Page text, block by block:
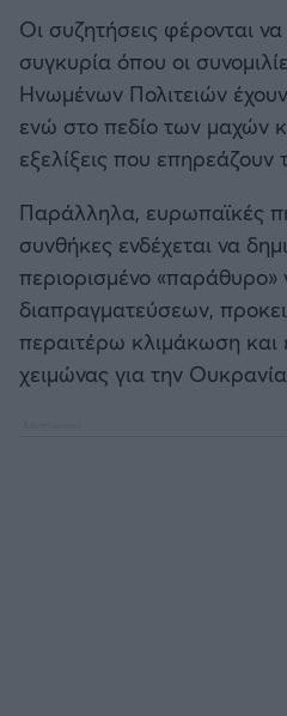
Οι συζητήσεις φέρονται να
συγκυρία όπου οι
Ηνωμένων Πολιτειών
ενώ στο πεδίο των μαχών
εξελίξεις που επηρεάζουν
Παράλληλα, ευρωπαϊκές
συνθήκες ενδέχεται να
περιορισμένο «παράθυρο»
διαπραγματεύσεων,
περαιτέρω κλιμάκωση και
χειμώνας για την